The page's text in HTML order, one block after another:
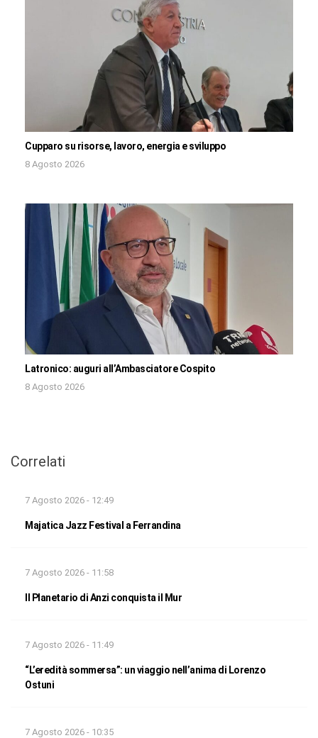
Cupparo su risorse, lavoro, energia e sviluppo
8 Agosto 2026
Latronico: auguri all’Ambasciatore Cospito
8 Agosto 2026
Correlati
7 Agosto 2026 - 12:49
Majatica Jazz Festival a Ferrandina
7 Agosto 2026 - 11:58
Il Planetario di Anzi conquista il Mur
7 Agosto 2026 - 11:49
“L’eredità sommersa”: un viaggio nell’anima di Lorenzo
Ostuni
7 Agosto 2026 - 10:35